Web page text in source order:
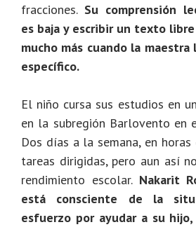
fracciones. Su comprensión
es baja y escribir un texto
mucho más cuando la
específico.
El niño cursa sus estudios en
en la subregión Barlovento en
Dos días a la semana, en
tareas dirigidas, pero aun así
rendimiento escolar. Nakarit
está consciente de la
esfuerzo por ayudar a su